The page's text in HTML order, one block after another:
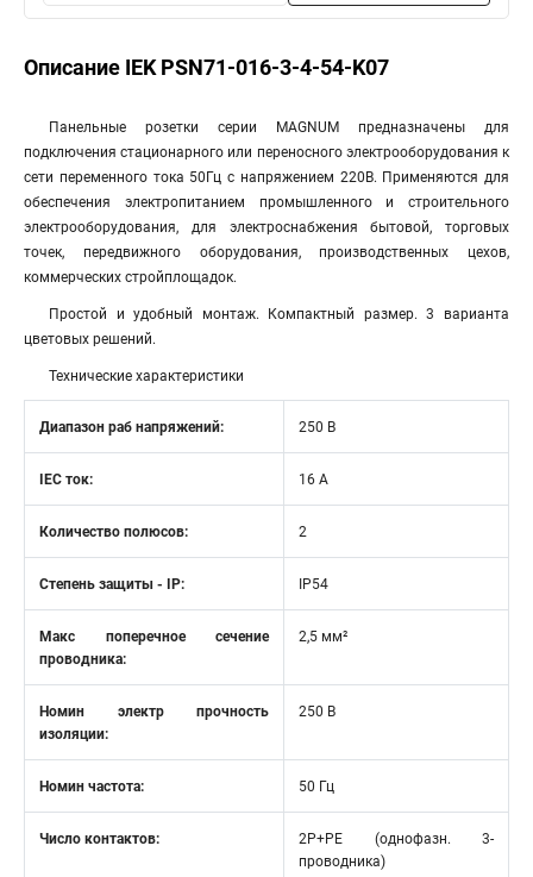
Описание IEK PSN71-016-3-4-54-K07
Панельные розетки серии MAGNUM предназначены для
подключения стационарного или переносного электрооборудования к
сети переменного тока 50Гц с напряжением 220В. Применяются для
обеспечения электропитанием промышленного и строительного
электрооборудования, для электроснабжения бытовой, торговых
точек, передвижного оборудования, производственных цехов,
коммерческих стройплощадок.
Простой и удобный монтаж. Компактный размер. 3 варианта
цветовых решений.
Технические характеристики
Диапазон раб напряжений: 250 В
IEC ток: 16 А
Количество полюсов: 2
Степень защиты - IP: IP54
Макс поперечное сечение
проводника:
2,5 мм²
Номин электр прочность
изоляции:
250 В
Номин частота: 50 Гц
Число контактов:
2P+PE (однофазн. 3-
проводника)